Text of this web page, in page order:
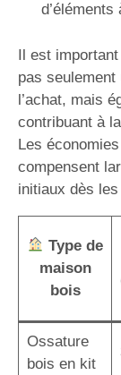
Il est
pas
l’achat, mais
contribuant à
Les
compensent
initiaux dès
Type de
maison
bois
Ossature
bois en kit